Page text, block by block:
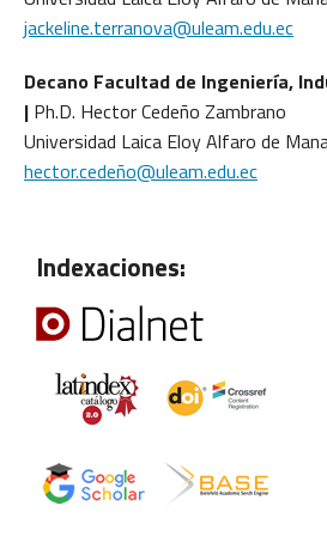
jackeline.terranova@uleam.edu.ec
Decano Facultad de Ingeniería,
| Ph.D. Hector Cedeño Zambrano
Universidad Laica Eloy Alfaro de
hector.cedeño@uleam.edu.ec
Indexaciones: